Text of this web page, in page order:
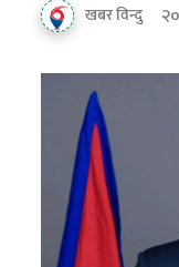
खबर विन्दु